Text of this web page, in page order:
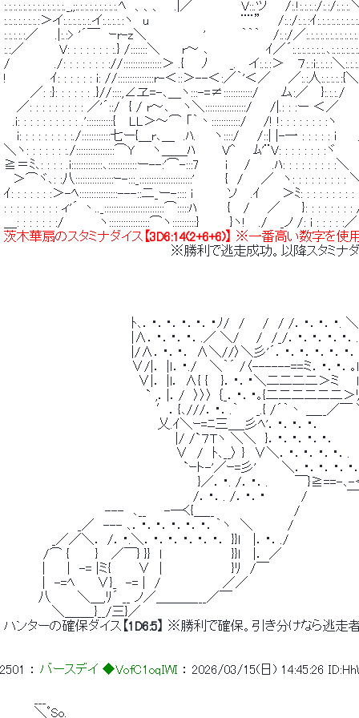
:.:.:.:.:.:.:.:.:.:.:.:.:._,;:.:.:.:.:.:.:.:.:.ﾍ　、、、　 .|／　　　　　 V::.ツ　　/:.!:.:.:.:/
:.:.:.:.:.:.:.:＞イ:.:.:.:.:.:.イ:.:.:.:.:ヽ　u　　　　　　　　　　 ¨¨”　　/:.:/:.:.:ｲ
:.:.:.:.:／ 　 .|:.:> '´￣　ｰr-z＼　　　　　　 '　　　　｀｀｀　 /:.:/／
:.:／　　　　V: : : : : : : :.} /:::::::＼　　 r～ ､　　　　　　 ｲ／´:.:.:.:.:.:.:.､
/　　　　　./: : : : : : : ://::::::::::::::::＞ .{　　ﾉ　　 _. 　イ:.:.:＞　 ７:.:i:.:.:.:＼
!　　　 　 ｲ: : : : : : i: //:::::::::::::::r-＜::＞--＜:／｀'＜／　　／:.:人:.:.:.:.:{
／: :}: : : : : : .}//::::,∠ヱ=-､＿ヽ:::-=≠::::::::::::/　　 ム:／ 　}:.:.:./ 　
／: : : : : : : : : ／'´::/　{ / r～､　 ヽ＼:::::::::::::::::/　　/|.: : :ー ＜／　
.i: : : : : : : : : : .':::::::::::{　 LL＞～⌒ 「｀丶::::::::::::/ 　 /! !: : : : : : : :ヽ　
i: : : : : : : : :./::::::::::::七ー{＿r､＿　.ﾊ.　　ヽ::::/　　/::| |-一 : : : : : i　
＼ヽ: : : : : : :./::::::::::::::::⌒Y　　ヽ＿＿ﾊ　　　V^　　ﾑ'¨V: : : : : : : :ヾ
≧＝ﾐ､: : : : .i:::::::::::::､::::::::::::ー--:'⌒-:::7　 　 i 　 /　　 .ﾊ: : : : : : : : :＼
＞⌒ヾ､: :八::::::::::::::::ｰ-:::_::::::::::::::::::::::'　　　 {　/　　／　ヽ: : : : : : : : :
ｲ: : : : : : :＞-ﾍ::::::::::::::::---::二_ー-:::: i　　 　 ソ　 .ｲ　　 ＞ﾐ: : : : : : : : :
: : : : : : : : : ィ'´ 丶.._:::::::::::::::::::::::::⌒:::::ﾊ　　　 {　 /　　／　　 }: : : : : :
＿: : : : : : :/　　　　ヽ:::::::::::::::::⌒ヽ::::::::::}　　　 }ヽ!　 ./ 　_ノ /: i : : : : :
茨木華扇のスタミナダイス 【3D6:14(2+6+6)】
※一番高い数字を使
※勝利で逃走成功。以降スタミナダイスの
ﾄ､．・．･．・．･．・ﾉ/　/　　/　/ /．・．･．・. ＼．
|∧．・．･．・．.／ ＼/ 　 /　/_/．・．･．・．･．.}．
|/∧．・．･． ∧＼//〉＼彡'´．・．･．・．･．・．|．
∨/|． |ｌ．・./　 ＼｀´ /〈------==ミ．・．･．｡l|．
∨|． |l． ∧{ {　 }．・．･＼二二二二＞ミ 　 l|．
` ,．|．/　〉〉〉 ｛_．・．･｡{二二二二二二＞ﾘ．
′．{､///．・．.｀　　_.{ /´｀丶 ＿__／￣ ＼
乂.ｲ＼ｰ=ﾆ三＿_彡ﾍ'．・．･．・．　　 　 　
|/ /`７Tヽ ＼＼　}．・．･．・．･． 　 　
∨　/　ﾄ､__〉 }　∨＼．・．･．・．･．.　　
`ｰト-'／ｰ=彡' 　　 ＼．・．･．・．･．　
}／．・. /．・．.　　　￣}≧==-､-＜__
/．・．. /．・．･　　　　/　　　　 ￣
---　､__　　-―く{＿__　　　　　　　　　/　　　　　
_／　--- ､．・．･．・．･．・．｀ヽ　＼　　 　 /　　　　　　　
_／／＼． /．・.＼．・．･．・．･．・． }}l　 |．・．./
/⌒ {　 　 }　 ／￣} }}　l　　　　　　 　 }}l　 |． ／
|　　 |　-= |ミ{　　　∨　|　　　 　 　 　 }ﾘ　/￣
|　-=ﾍ　　 ∨}_　-= |　/　　　　　　　／／
八　　　＼＿,ﾘ´ __ ノ／＿＿＿___／￣
＼＿＿_}__/三}／
ハンターの確保ダイス 【1D6:5】 ※勝利で確保。引き分けなら逃走
2501 ： バースデイ ◆VofC1oqIWI ： 2026/03/15(日) 14:45:26
＼ﾟSo.　　　　　　　　　　　　　　　　　　　　　　　　　　　　　　　　